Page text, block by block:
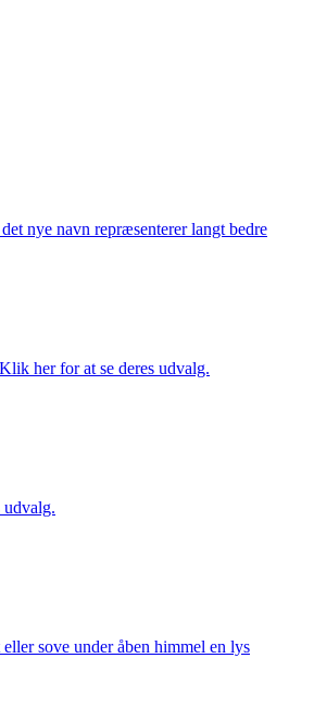
nye navn repræsenterer langt bedre
her for at se deres udvalg.
udvalg.
sove under åben himmel en lys